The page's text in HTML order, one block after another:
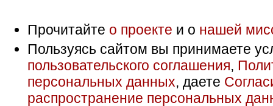
Прочитайте о проекте и о нашей
Пользуясь сайтом вы принимаете
пользовательского соглашения,
персональных данных, даете
распространение персональных